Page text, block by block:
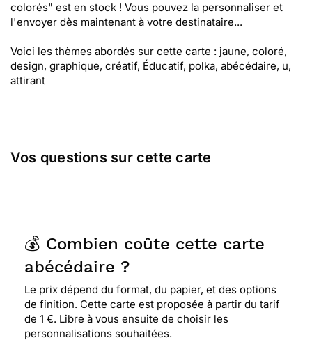
colorés" est en stock ! Vous pouvez la personnaliser et
l'envoyer dès maintenant à votre destinataire...
Voici les thèmes abordés sur cette carte : jaune, coloré,
design, graphique, créatif, Éducatif, polka, abécédaire, u,
attirant
Vos questions sur cette carte
💰 Combien coûte cette carte
abécédaire ?
Le prix dépend du format, du papier, et des options
de finition. Cette carte est proposée à partir du tarif
de 1 €. Libre à vous ensuite de choisir les
personnalisations souhaitées.